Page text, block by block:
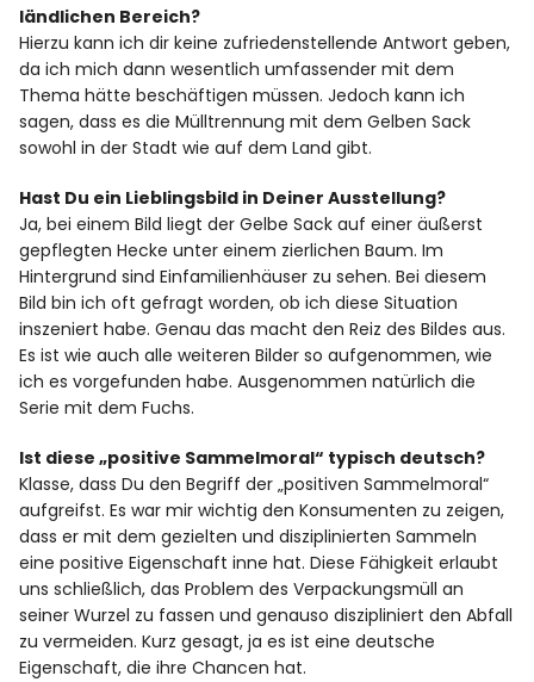
ländlichen Bereich?
Hierzu kann ich dir keine zufriedenstellende Antwort geben,
da ich mich dann wesentlich umfassender mit dem
Thema hätte beschäftigen müssen. Jedoch kann ich
sagen, dass es die Mülltrennung mit dem Gelben Sack
sowohl in der Stadt wie auf dem Land gibt.
Hast Du ein Lieblingsbild in Deiner Ausstellung?
Ja, bei einem Bild liegt der Gelbe Sack auf einer äußerst
gepflegten Hecke unter einem zierlichen Baum. Im
Hintergrund sind Einfamilienhäuser zu sehen. Bei diesem
Bild bin ich oft gefragt worden, ob ich diese Situation
inszeniert habe. Genau das macht den Reiz des Bildes aus.
Es ist wie auch alle weiteren Bilder so aufgenommen, wie
ich es vorgefunden habe. Ausgenommen natürlich die
Serie mit dem Fuchs.
Ist diese „positive Sammelmoral“ typisch deutsch?
Klasse, dass Du den Begriff der „positiven Sammelmoral“
aufgreifst. Es war mir wichtig den Konsumenten zu zeigen,
dass er mit dem gezielten und disziplinierten Sammeln
eine positive Eigenschaft inne hat. Diese Fähigkeit erlaubt
uns schließlich, das Problem des Verpackungsmüll an
seiner Wurzel zu fassen und genauso diszipliniert den Abfall
zu vermeiden. Kurz gesagt, ja es ist eine deutsche
Eigenschaft, die ihre Chancen hat.